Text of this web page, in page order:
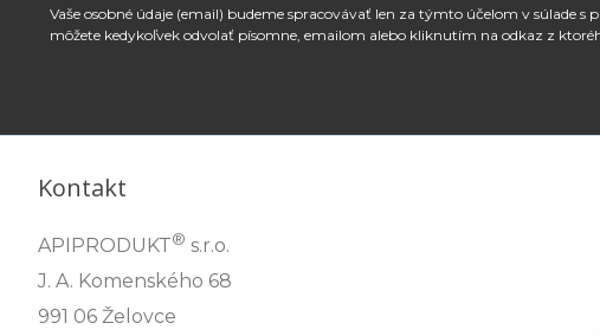
Vaše osobné údaje (email) budeme spracovávať len za týmto účelom v súlade
môžete kedykoľvek odvolať písomne, emailom alebo kliknutím na odkaz z
Kontakt
APIPRODUKT® s.r.o.
J. A. Komenského 68
991 06 Želovce